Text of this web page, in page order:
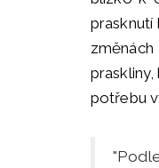
potřebu